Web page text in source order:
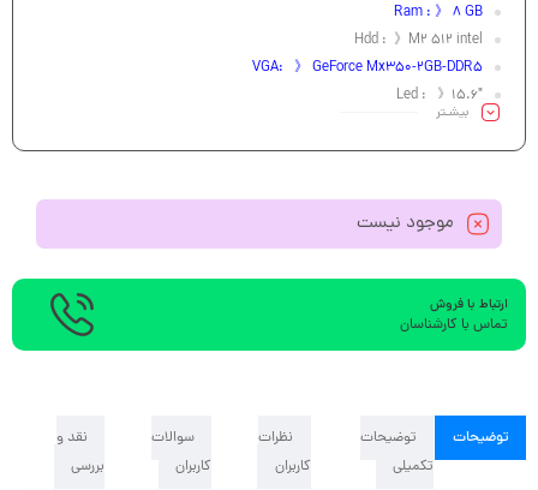
Ram : 》 8 GB
Hdd : 》M2 512 intel
VGA: 》 GeForce Mx350-2GB-DDR5
Led : 》15.6″
بیشـتر
موجود نیست
ارتباط با فروش
تماس با کارشناسان
توضیحات
توضیحات
تکمیلی
نظرات
کاربران
سوالات
کاربران
نقد و
بررسی